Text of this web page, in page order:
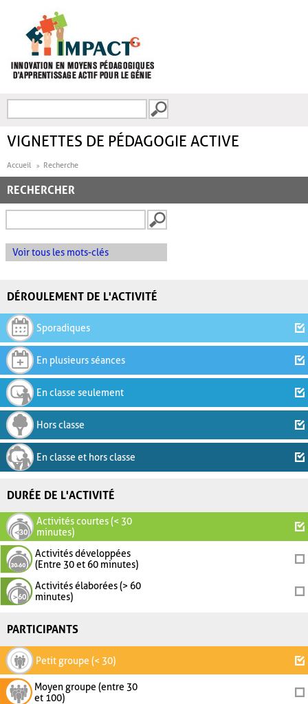
FORMULAIRE DE
VIGNETTES DE PÉDAGOGIE ACTIVE
Accueil Recherche
RECHERCHER
Voir tous les mots-clés
DÉROULEMENT DE L'ACTIVITÉ
Sporadiques
En plusieurs séances
En classe seulement
Hors classe
En classe et hors classe
DURÉE DE L'ACTIVITÉ
Activités courtes (< 30
minutes)
Activités développées
(Entre 30 et 60 minutes)
Activités élaborées (> 60
minutes)
PARTICIPANTS
Petit groupe (< 30)
Moyen groupe (entre 30
et 100)